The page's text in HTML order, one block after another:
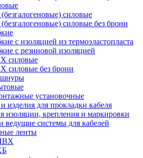
силовые
силовые без брони
с изоляцией из термоэластопласта
с резиновой изоляцией
силовые
силовые без брони
шнуры
установочные
изделия для прокладки кабеля
изоляции, крепления и маркировки
ведущие системы для кабелей
ленты